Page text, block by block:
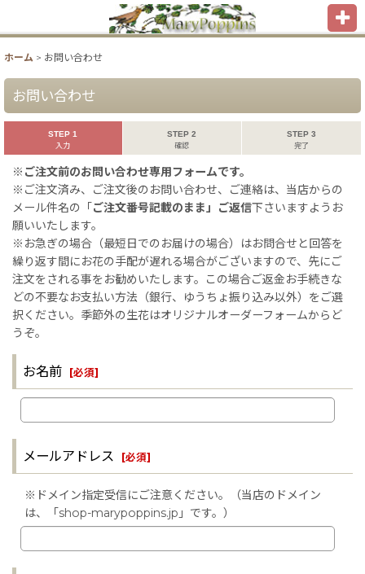
ホーム > お問い合わせ
お問い合わせ
STEP 1
入力
STEP 2
確認
STEP 3
完了
※ご注文前のお問い合わせ専用フォームです。
※ご注文済み、ご注文後のお問い合わせ、ご連絡は、当店からの
メール件名の「ご注文番号記載のまま」ご返信下さいますようお
願いいたします。
※お急ぎの場合（最短日でのお届けの場合）はお問合せと回答を
繰り返す間にお花の手配が遅れる場合がございますので、先にご
注文をされる事をお勧めいたします。この場合ご返金お手続きな
どの不要なお支払い方法（銀行、ゆうちょ振り込み以外）をご選
択ください。季節外の生花はオリジナルオーダーフォームからど
うぞ。
お名前 [必須]
メールアドレス [必須]
※ドメイン指定受信にご注意ください。（当店のドメイン
は、「shop-marypoppins.jp」です。）